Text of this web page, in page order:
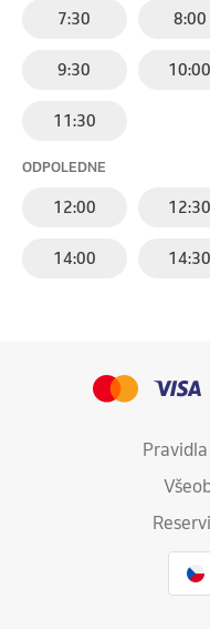
7:30 8:00
9:30 10:00
11:30
ODPOLEDNE
12:00 12:30
14:00 14:30